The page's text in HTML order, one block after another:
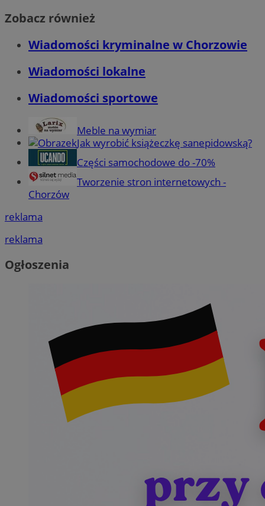
Zobacz również
Wiadomości kryminalne w Chorzowie
Wiadomości lokalne
Wiadomości sportowe
Meble na wymiar
Jak wyrobić książeczkę sanepidowską?
Części samochodowe do -70%
Tworzenie stron internetowych -
Chorzów
reklama
reklama
Ogłoszenia